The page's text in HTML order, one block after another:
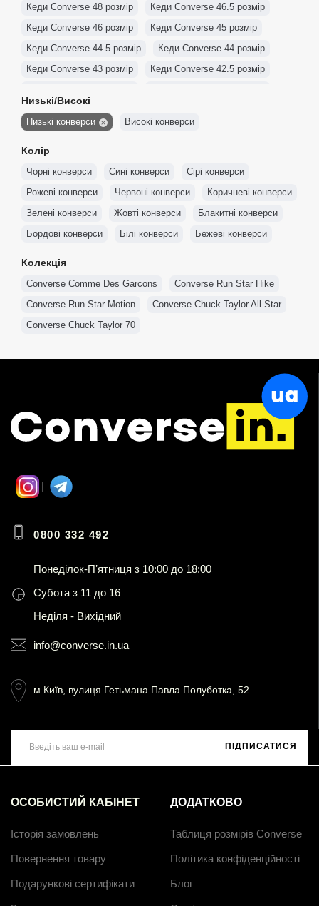
Кеди Converse 48 розмір
Кеди Converse 46.5 розмір
Кеди Converse 46 розмір
Кеди Converse 45 розмір
Кеди Converse 44.5 розмір
Кеди Converse 44 розмір
Кеди Converse 43 розмір
Кеди Converse 42.5 розмір
Кеди Converse 39.5 розмір
Кеди Converse 38 розмір
Кеди Converse 37 розмір
Кеди Converse 36.5 розмір
Кеди Converse 36 розмір
Кеди Converse 35 розмір
Низькі/Високі
Низькі конверси Високі конверси
Колір
Чорні конверси Сині конверси
Сірі конверси
Рожеві конверси
Червоні конверси
Коричневі конверси
Зелені конверси
Жовті конверси
Блакитні конверси
Бордові конверси
Білі конверси Бежеві конверси
Колекція
Converse Comme Des Garcons
Converse Run Star Hike
Converse Run Star Motion
Converse Chuck Taylor All Star
Converse Chuck Taylor 70
0800 332 492
Понеділок-Пʼятниця з 10:00 до 18:00
Субота з 11 до 16
Неділя - Вихідний
info@converse.in.ua
м.Київ, вулиця Гетьмана Павла Полуботка, 52
ПІДПИСАТИСЯ
ОСОБИСТИЙ КАБІНЕТ
Історія замовлень
Повернення товару
Подарункові сертифікати
ДОДАТКОВО
Таблиця розмірів Converse
Політика конфіденційності
Блог